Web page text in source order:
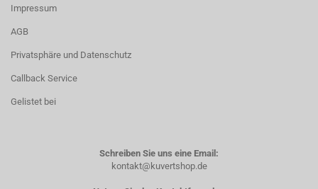
Impressum
AGB
Privatsphäre und Datenschutz
Callback Service
Gelistet bei
Schreiben Sie uns eine Email:
kontakt@kuvertshop.de